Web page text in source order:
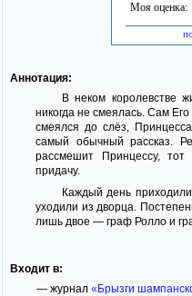
Моя оценка:
Аннотация:
В неком королевстве
никогда не смеялась. Сам
смеялся до слёз,
самый обычный рассказ.
рассмешит Принцессу,
придачу.
Каждый день
уходили из дворца.
лишь двое — граф Ролло и
Входит в:
— журнал «Брызги